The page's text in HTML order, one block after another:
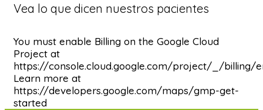
Vea lo que dicen nuestros pacientes
You must enable Billing on the Google Cloud
Project at
https://console.cloud.google.com/project/_/billing/
Learn more at
https://developers.google.com/maps/gmp-get-
started